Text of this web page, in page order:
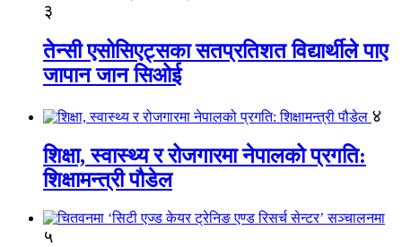
३
तेन्सी एसोसिएट्सका सतप्रतिशत विद्यार्थीले पाए
जापान जान सिओई
४
शिक्षा, स्वास्थ्य र रोजगारमा नेपालको प्रगति:
शिक्षामन्त्री पौडेल
५